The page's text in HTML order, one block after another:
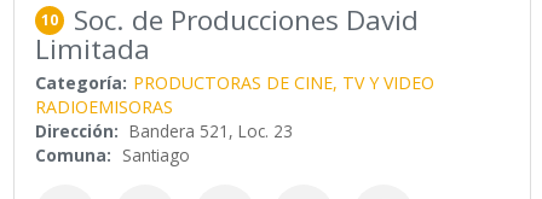
10 Soc. de Producciones David
Limitada
Categoría: PRODUCTORAS DE CINE, TV Y VIDEO
RADIOEMISORAS
Dirección: Bandera 521, Loc. 23
Comuna: Santiago